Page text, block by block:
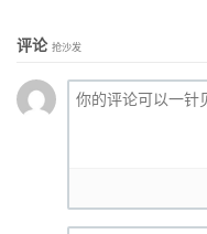
评论 抢沙发